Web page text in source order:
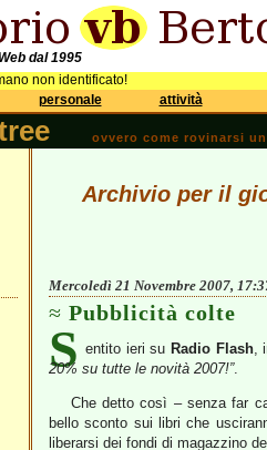
dal 1995
non identificato!
personale attività
ovvero come rovinarsi
Archivio per il
Mercoledì 21 Novembre 2007,
Pubblicità colte
S entito ieri su Radio Flash,
20% su tutte le novità 2007!”.
Che detto così – senza far
bello sconto sui libri che
liberarsi dei fondi di magazzino